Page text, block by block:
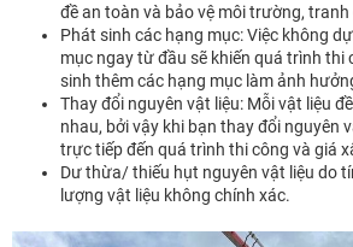
đề an toàn và bảo vệ môi trường,
Phát sinh các hạng mục: Việc không
mục ngay từ đầu sẽ khiến quá trình thi
sinh thêm các hạng mục làm ảnh
Thay đổi nguyên vật liệu: Mỗi vật liệu
nhau, bởi vậy khi bạn thay đổi nguyên
trực tiếp đến quá trình thi công và giá
Dư thừa/ thiếu hụt nguyên vật liệu do
lượng vật liệu không chính xác.